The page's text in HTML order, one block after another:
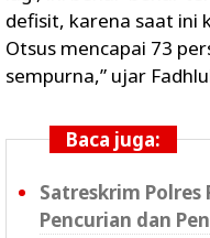
defisit, karena saat ini
Otsus mencapai 73
sempurna,” ujar
Baca juga:
Satreskrim Polres
Pencurian dan